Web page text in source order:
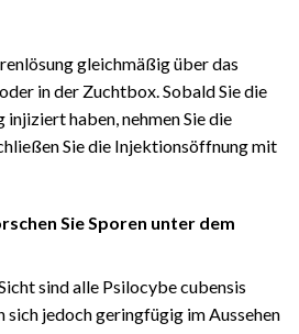
gleichmäßig über das
in der Zuchtbox. Sobald Sie die
haben, nehmen Sie die
Sie die Injektionsöffnung mit
Sie Sporen unter dem
sind alle Psilocybe cubensis
sich jedoch geringfügig im Aussehen